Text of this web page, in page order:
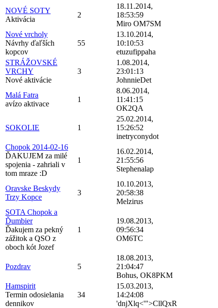
NOVÉ SOTY
Aktivácia
2
18.11.2014,
18:53:59
Miro OM7SM
Nové vrcholy
Návrhy ďaľších
kopcov
55
13.10.2014,
10:10:53
etuzufippaha
STRÁŽOVSKÉ
VRCHY
Nové aktivácie
3
1.08.2014,
23:01:13
JohnnieDet
Malá Fatra
avízo aktivace
1
8.06.2014,
11:41:15
OK2QA
SOKOLIE 1
25.02.2014,
15:26:52
inetryconydot
Chopok 2014-02-16
ĎAKUJEM za milé
spojenia - zahriali v
tom mraze :D
1
16.02.2014,
21:55:56
Stephenalap
Oravske Beskydy
Trzy Kopce
3
10.10.2013,
20:58:38
Melzirus
SOTA Chopok a
Ďumbier
Ďakujem za pekný
zážitok a QSO z
oboch kót Jozef
1
19.08.2013,
09:56:34
OM6TC
Pozdrav 5
18.08.2013,
21:04:47
Bohus, OK8PKM
Hamspirit
Termin odosielania
dennikov
34
15.03.2013,
14:24:08
'dnjXlq<'">CllQxR